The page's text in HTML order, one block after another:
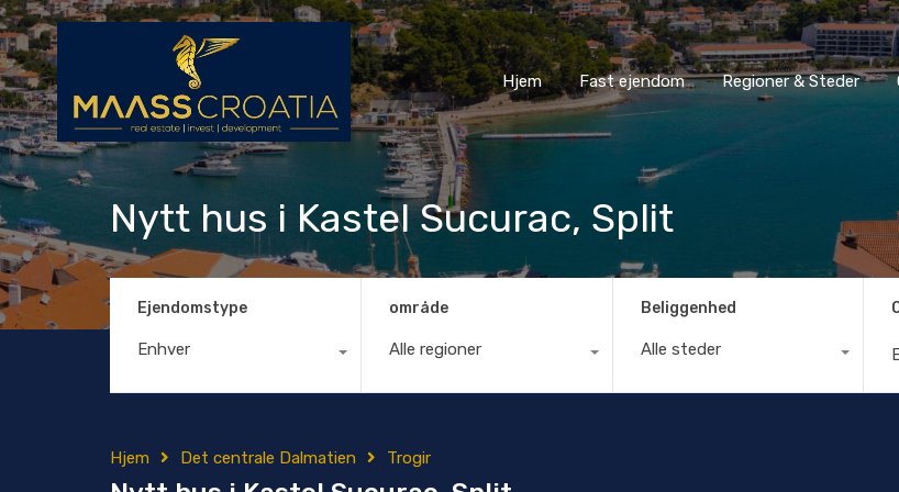
Hjem Fast ejendom Regioner & Steder
Hjem Fast ejendom Regioner & Steder
Nytt hus i Kastel Sucurac, Split
Ejendomstype
Enhver
område
Alle regioner
Beliggenhed
Alle steder
Hjem Det centrale Dalmatien Trogir